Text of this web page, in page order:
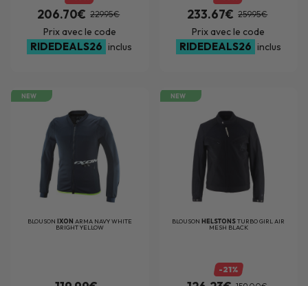
206.70€ 229.95€
Prix avec le code
RIDEDEALS26 inclus
233.67€ 259.95€
Prix avec le code
RIDEDEALS26 inclus
NEW
BLOUSON IXON ARMA NAVY WHITE
BRIGHT YELLOW
NEW
BLOUSON HELSTONSTURBO GIRL AIR
MESH BLACK
-21%